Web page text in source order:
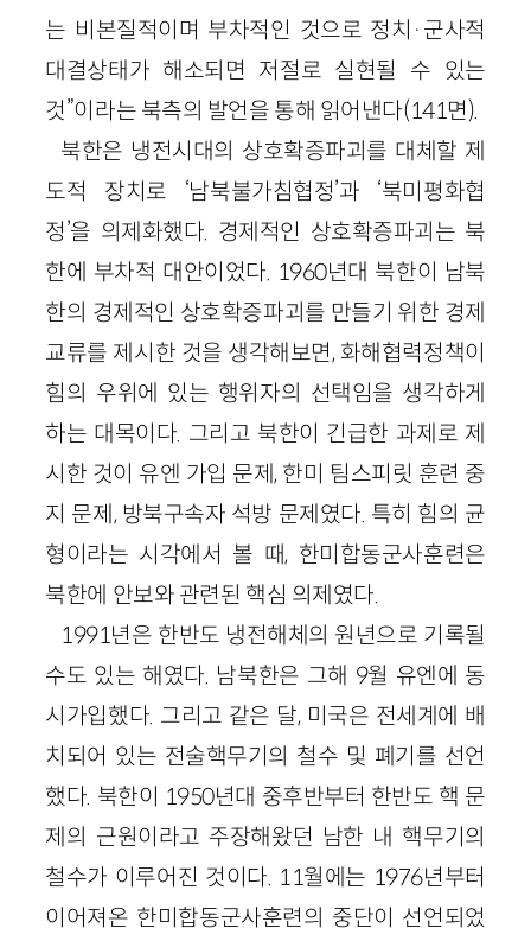
는 비본질적이며 부차적인 것으로 정치 · 군사적
대결상태가 해소되면 저절로 실현될 수 있는
것”이라는 북측의 발언을 통해 읽어낸다(141면).
북한은 냉전시대의 상호확증파괴를 대체할 제
도적 장치로 ‘남북불가침협정’과 ‘북미평화협
정’을 의제화했다. 경제적인 상호확증파괴는 북
한에 부차적 대안이었다. 1960년대 북한이 남북
한의 경제적인 상호확증파괴를 만들기 위한 경제
교류를 제시한 것을 생각해보면, 화해협력정책이
힘의 우위에 있는 행위자의 선택임을 생각하게
하는 대목이다. 그리고 북한이 긴급한 과제로 제
시한 것이 유엔 가입 문제, 한미 팀스피릿 훈련 중
지 문제, 방북구속자 석방 문제였다. 특히 힘의 균
형이라는 시각에서 볼 때, 한미합동군사훈련은
북한에 안보와 관련된 핵심 의제였다.
1991년은 한반도 냉전해체의 원년으로 기록될
수도 있는 해였다. 남북한은 그해 9월 유엔에 동
시가입했다. 그리고 같은 달, 미국은 전세계에 배
치되어 있는 전술핵무기의 철수 및 폐기를 선언
했다. 북한이 1950년대 중후반부터 한반도 핵 문
제의 근원이라고 주장해왔던 남한 내 핵무기의
철수가 이루어진 것이다. 11월에는 1976년부터
이어져온 한미합동군사훈련의 중단이 선언되었